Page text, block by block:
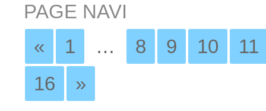
PAGE NAVI
«
1 … 8 9 10
11
16
»